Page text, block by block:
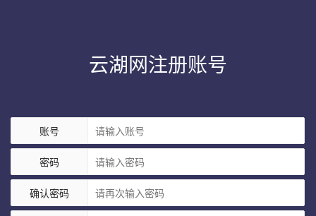
云湖网注册账号
账号
密码
确认密码